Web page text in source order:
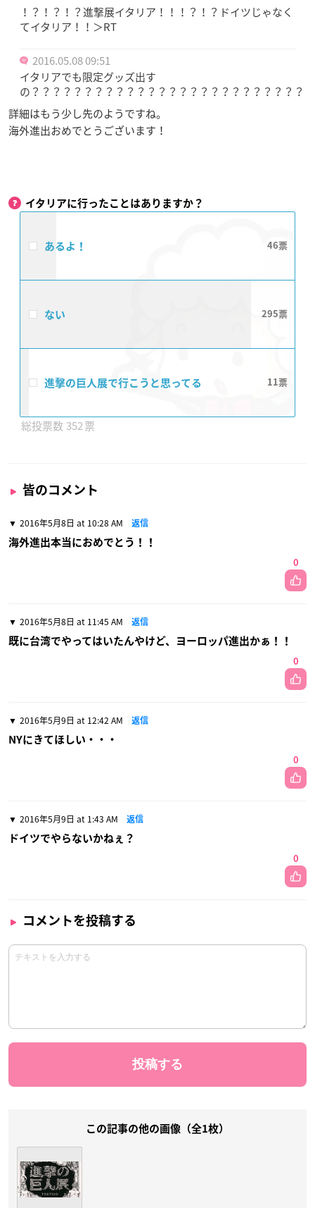
！？！？！？進撃展イタリア！！！？！？ドイツじゃなく
てイタリア！！＞RT
2016.05.08 09:51
イタリアでも限定グッズ出す
の？？？？？？？？？？？？？？？？？？？？？？？？？？
詳細はもう少し先のようですね。
海外進出おめでとうございます！
イタリアに行ったことはありますか？
あるよ！ 46
ない 295
進撃の巨人展で行こうと思ってる 11
352
皆のコメント
2016年5月8日 at 10:28 AM 返信
海外進出本当におめでとう！！
0
2016年5月8日 at 11:45 AM 返信
既に台湾でやってはいたんやけど、ヨーロッパ進出かぁ！！
0
2016年5月9日 at 12:42 AM 返信
NYにきてほしい・・・
0
2016年5月9日 at 1:43 AM 返信
ドイツでやらないかねぇ？
0
コメントを投稿する
この記事の他の画像（全1枚）